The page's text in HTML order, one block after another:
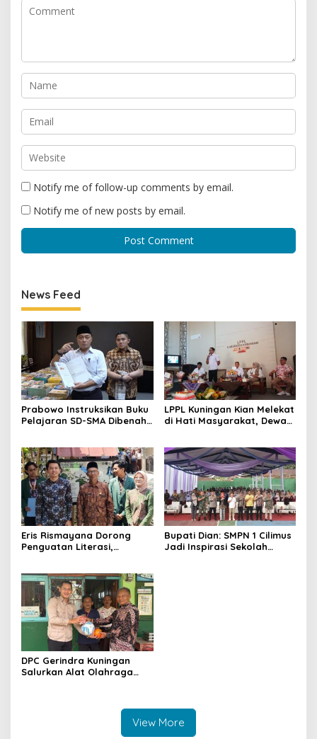
Notify me of follow-up comments by email.
Notify me of new posts by email.
News Feed
Prabowo Instruksikan Buku
Pelajaran SD-SMA Dibenahi,
LPPL Kuningan Kian Melekat
di Hati Masyarakat, Dewas
Eris Rismayana Dorong
Penguatan Literasi,
Sagaranten
Bupati Dian: SMPN 1 Cilimus
Jadi Inspirasi Sekolah
DPC Gerindra Kuningan
Salurkan Alat Olahraga
Pembinaan Generasi Muda
View More